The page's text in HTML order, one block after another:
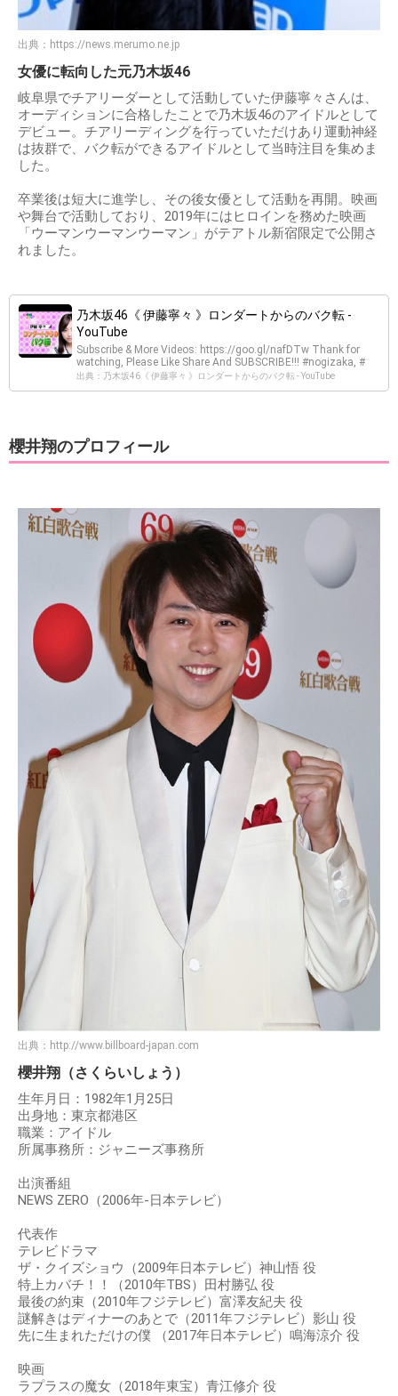
出典： https://news.merumo.ne.jp
女優に転向した元乃木坂46
岐阜県でチアリーダーとして活動していた伊藤寧々さんは、
オーディションに合格したことで乃木坂46のアイドルとして
デビュー。チアリーディングを行っていただけあり運動神経
は抜群で、バク転ができるアイドルとして当時注目を集めま
した。
卒業後は短大に進学し、その後女優として活動を再開。映画
や舞台で活動しており、2019年にはヒロインを務めた映画
「ウーマンウーマンウーマン」がテアトル新宿限定で公開さ
れました。
乃木坂46《 伊藤寧々 》ロンダートからのバク転 -
YouTube
Subscribe & More Videos: https://goo.gl/nafDTw Thank for
watching, Please Like Share And SUBSCRIBE!!! #nogizaka, #
出典：乃木坂46《 伊藤寧々 》ロンダートからのバク転 - YouTube
櫻井翔のプロフィール
出典： http://www.billboard-japan.com
櫻井翔（さくらいしょう）
生年月日：1982年1月25日
出身地：東京都港区
職業：アイドル
所属事務所：ジャニーズ事務所
出演番組
NEWS ZERO（2006年-日本テレビ）
代表作
テレビドラマ
ザ・クイズショウ（2009年日本テレビ）神山悟 役
特上カバチ！！（2010年TBS）田村勝弘 役
最後の約束（2010年フジテレビ）富澤友紀夫 役
謎解きはディナーのあとで（2011年フジテレビ）影山 役
先に生まれただけの僕 （2017年日本テレビ）鳴海涼介 役
映画
ラプラスの魔女（2018年東宝）青江修介 役